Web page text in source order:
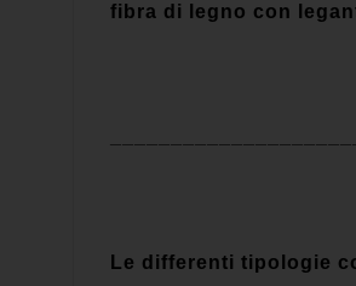
fibra di legno con
Le differenti tipologie